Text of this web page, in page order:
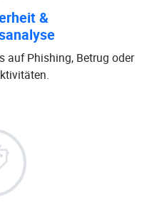
&
auf Phishing, Betrug oder